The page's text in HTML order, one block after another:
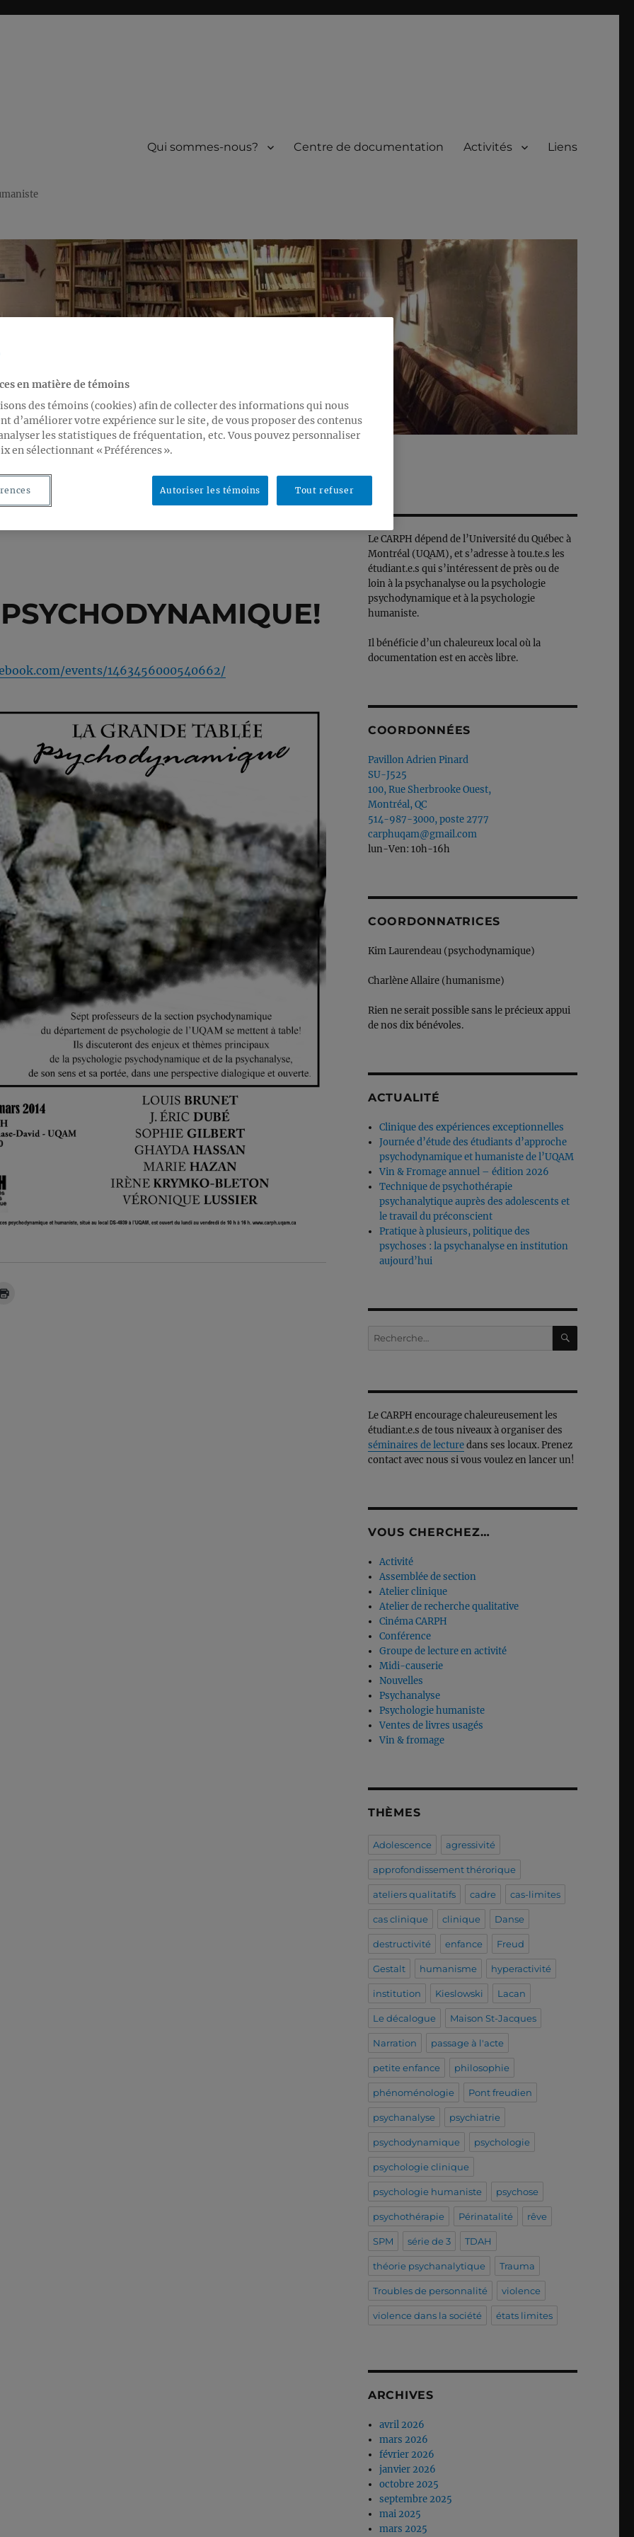
Qui sommes-nous? Centre de documentation Activités Liens
events/1463456000540662/
Le CARPH dépend de l’Université du Québec à
Montréal (UQAM), et s’adresse à tou.te.s les
étudiant.e.s qui s’intéressent de près ou de
loin à la psychanalyse ou la psychologie
psychodynamique et à la psychologie
humaniste.
Il bénéficie d’un chaleureux local où la
documentation est en accès libre.
COORDONNÉES
Pavillon Adrien Pinard
SU-J525
100, Rue Sherbrooke Ouest,
Montréal, QC
514-987-3000, poste 2777
carphuqam@gmail.com
lun-Ven: 10h-16h
COORDONNATRICES
Kim Laurendeau (psychodynamique)
Charlène Allaire (humanisme)
Rien ne serait possible sans le précieux appui
de nos dix bénévoles.
ACTUALITÉ
Clinique des expériences exceptionnelles
Journée d’étude des étudiants d’approche
psychodynamique et humaniste de l’UQAM
Vin & Fromage annuel – édition 2026
Technique de psychothérapie
psychanalytique auprès des adolescents et
le travail du préconscient
Pratique à plusieurs, politique des
psychoses : la psychanalyse en institution
aujourd’hui
Recherche
Le CARPH encourage chaleureusement les
étudiant.e.s de tous niveaux à organiser des
séminaires de lecturedans ses locaux. Prenez
contact avec nous si vous voulez en lancer un!
VOUS CHERCHEZ…
Activité
Assemblée de section
Atelier clinique
Atelier de recherche qualitative
Cinéma CARPH
Conférence
Groupe de lecture en activité
Midi-causerie
Nouvelles
Psychanalyse
Psychologie humaniste
Ventes de livres usagés
Vin & fromage
THÈMES
Adolescence agressivité
approfondissement thérorique
ateliers qualitatifs cadre cas-limites
cas clinique clinique Danse
destructivité enfance Freud
Gestalt humanisme hyperactivité
institution Kieslowski Lacan
Le décalogue Maison St-Jacques
Narration passage à l'acte
petite enfance philosophie
phénoménologie Pont freudien
psychanalyse psychiatrie
psychodynamique psychologie
psychologie clinique
psychologie humaniste psychose
psychothérapie Périnatalité rêve
SPM série de 3 TDAH
théorie psychanalytique Trauma
Troubles de personnalité violence
violence dans la société états limites
ARCHIVES
avril 2026
mars 2026
février 2026
janvier 2026
octobre 2025
septembre 2025
mai 2025
mars 2025
en matière de témoins
des témoins (cookies) afin de collecter des informations qui nous
d’améliorer votre expérience sur le site, de vous proposer des contenus
les statistiques de fréquentation, etc. Vous pouvez personnaliser
en sélectionnant « Préférences ».
Tout refuser
Autoriser les témoins